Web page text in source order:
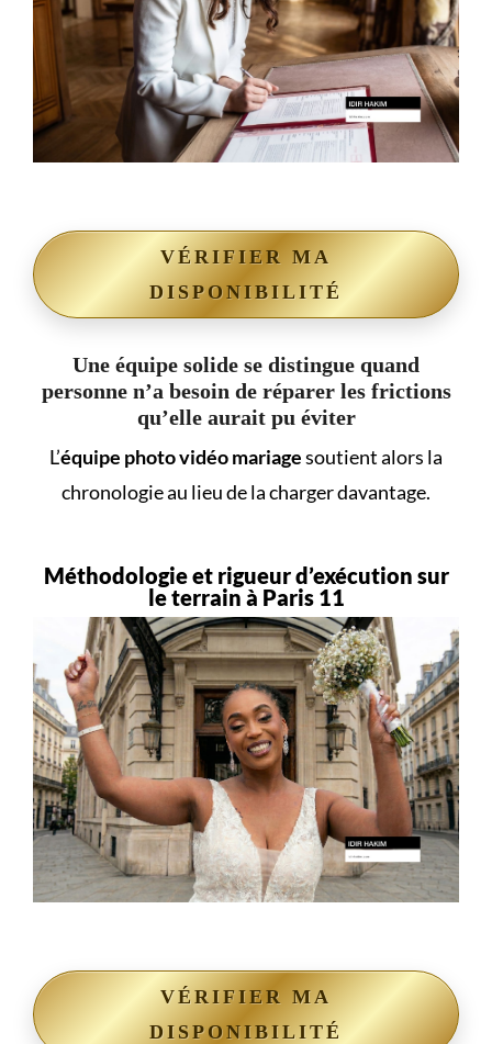
VÉRIFIER MA
DISPONIBILITÉ
Une équipe solide se distingue quand
personne n’a besoin de réparer les frictions
qu’elle aurait pu éviter
L’équipe photo vidéo mariagesoutient alors la
chronologie au lieu de la charger davantage.
Méthodologie et rigueur d’exécution sur
le terrain à Paris 11
VÉRIFIER MA
DISPONIBILITÉ